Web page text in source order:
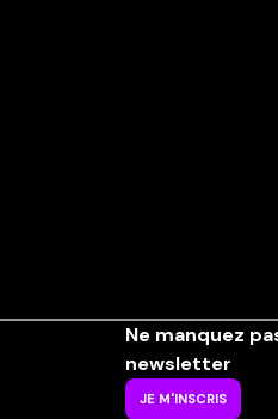
Ne manquez
newsletter
JE M'INSCRIS